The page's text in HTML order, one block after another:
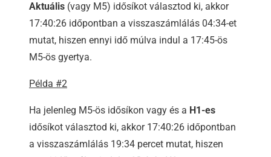
Aktuális (vagy M5) idősíkot választod ki, akkor
17:40:26 időpontban a visszaszámlálás 04:34-et
mutat, hiszen ennyi idő múlva indul a 17:45-ös
M5-ös gyertya.
Példa #2
Ha jelenleg M5-ös idősíkon vagy és a H1-es
idősíkot választod ki, akkor 17:40:26 időpontban
a visszaszámlálás 19:34 percet mutat, hiszen